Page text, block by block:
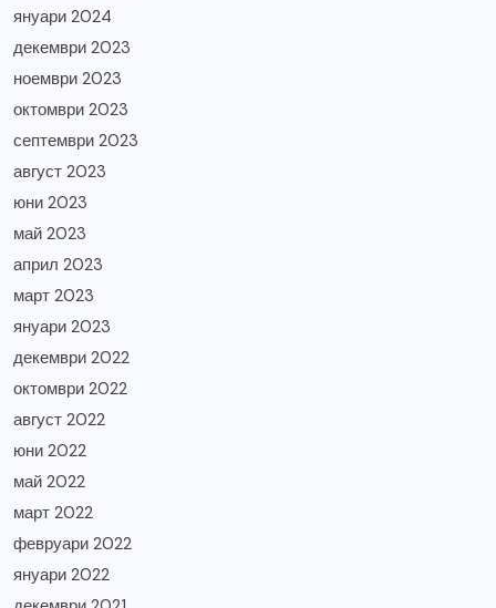
януари 2024
декември 2023
ноември 2023
октомври 2023
септември 2023
август 2023
юни 2023
май 2023
април 2023
март 2023
януари 2023
декември 2022
октомври 2022
август 2022
юни 2022
май 2022
март 2022
февруари 2022
януари 2022